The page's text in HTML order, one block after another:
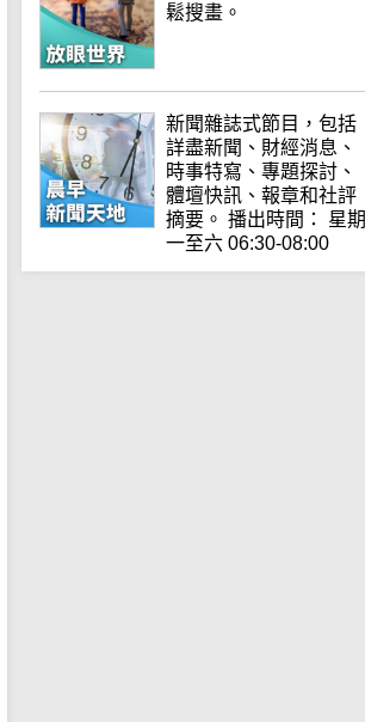
鬆搜畫。
新聞雜誌式節目，包括
詳盡新聞、財經消息、
時事特寫、專題探討、
體壇快訊、報章和社評
摘要。 播出時間： 星期
一至六 06:30-08:00